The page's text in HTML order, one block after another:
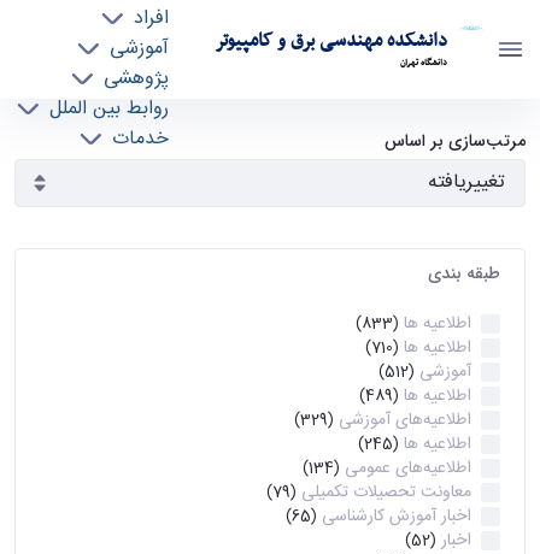
دانشکده مهندسی برق و کامپیوتر
دانشگاه تهران
افراد
آموزشی
پژوهشی
روابط بین الملل
خدمات
آرشیو اطلاعیه ها - ece- دانشکده مهندسی برق و
کامپیوتر
مرتب‌سازی بر اساس
طبقه بندی
اطلاعیه ها (833)
اطلاعیه ها (710)
آموزشی (512)
اطلاعیه ها (489)
اطلاعیه‌های‌ آموزشی (329)
اطلاعیه ها (245)
اطلاعیه‌های عمومی (134)
معاونت تحصیلات تکمیلی (79)
اخبار آموزش کارشناسی (65)
اخبار (52)